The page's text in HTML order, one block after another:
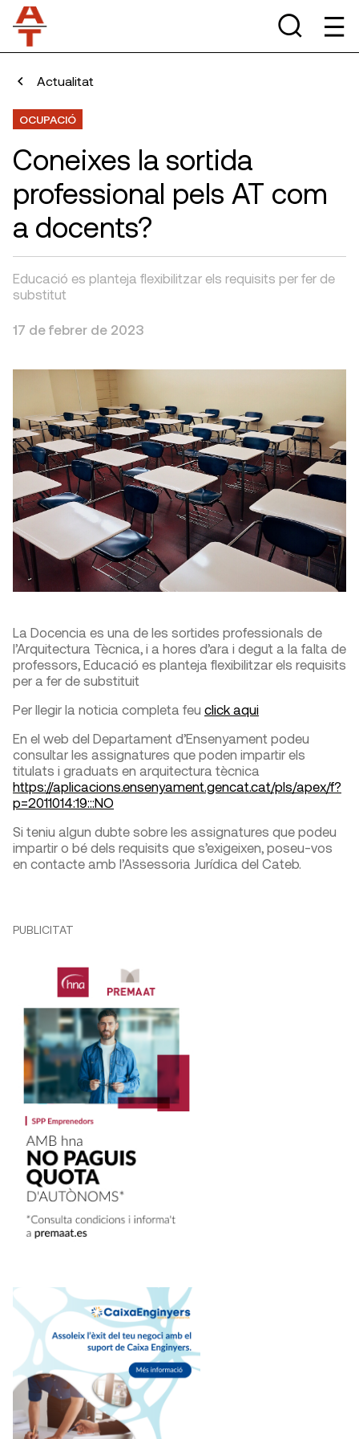
Actualitat
OCUPACIÓ
Coneixes la sortida
professional pels AT com
a docents?
Educació es planteja flexibilitzar els requisits per fer de
substitut
17 de febrer de 2023
La Docencia es una de les sortides professionals de
l’Arquitectura Tècnica, i a hores d’ara i degut a la falta de
professors, Educació es planteja flexibilitzar els requisits
per a fer de substituit
Per llegir la noticia completa feu click aqui
En el web del Departament d’Ensenyament podeu
consultar les assignatures que poden impartir els
titulats i graduats en arquitectura tècnica
https://aplicacions.ensenyament.gencat.cat/pls/apex/f?
p=2011014:19:::NO
Si teniu algun dubte sobre les assignatures que podeu
impartir o bé dels requisits que s’exigeixen, poseu-vos
en contacte amb l’Assessoria Jurídica del Cateb.
PUBLICITAT